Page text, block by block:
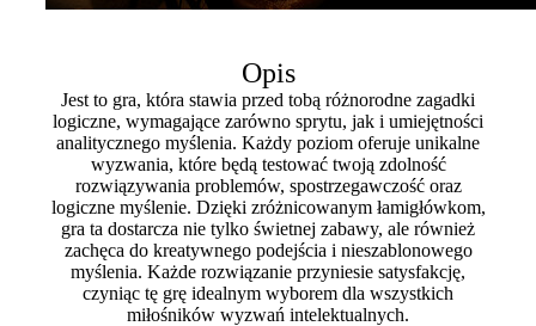
Opis
Jest to gra, która stawia przed tobą różnorodne zagadki
logiczne, wymagające zarówno sprytu, jak i umiejętności
analitycznego myślenia. Każdy poziom oferuje unikalne
wyzwania, które będą testować twoją zdolność
rozwiązywania problemów, spostrzegawczość oraz
logiczne myślenie. Dzięki zróżnicowanym łamigłówkom,
gra ta dostarcza nie tylko świetnej zabawy, ale również
zachęca do kreatywnego podejścia i nieszablonowego
myślenia. Każde rozwiązanie przyniesie satysfakcję,
czyniąc tę grę idealnym wyborem dla wszystkich
miłośników wyzwań intelektualnych.